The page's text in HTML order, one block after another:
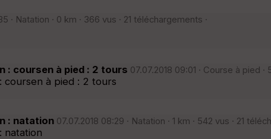
· Natation · 0 km · 366 vus · 21 téléchargements ·
: coursen à pied : 2 tours 07.07.2018 09:01 · Course à pied
coursen à pied : 2 tours
: natation 07.07.2018 08:29 · Natation · 1 km · 542 vus · 21
natation